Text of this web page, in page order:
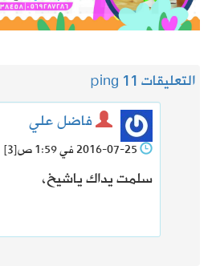
التعليقات 1 1 ping
فاضل علي
[3]
سلمت يداك ياشيخ،